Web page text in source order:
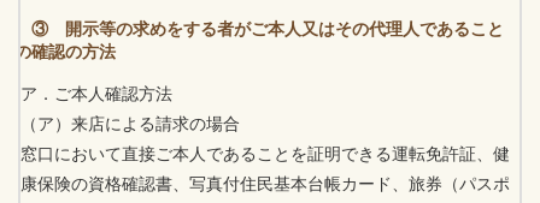
③ 開示等の求めをする者がご本人又はその代理人であること
の確認の方法
ア．ご本人確認方法
（ア）来店による請求の場合
窓口において直接ご本人であることを証明できる運転免許証、健
康保険の資格確認書、写真付住民基本台帳カード、旅券（パスポ